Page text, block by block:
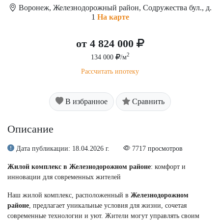
Воронеж, Железнодорожный район, Содружества бул., д.
1 На карте
от 4 824 000
134 000 /м2
Рассчитать ипотеку
В избранное Сравнить
Описание
Дата публикации: 18.04.2026 г. 7717 просмотров
Жилой комплекс в Железнодорожном районе: комфорт и
инновации для современных жителей
Наш жилой комплекс, расположенный в Железнодорожном
районе , предлагает уникальные условия для жизни, сочетая
современные технологии и уют. Жители могут управлять своим